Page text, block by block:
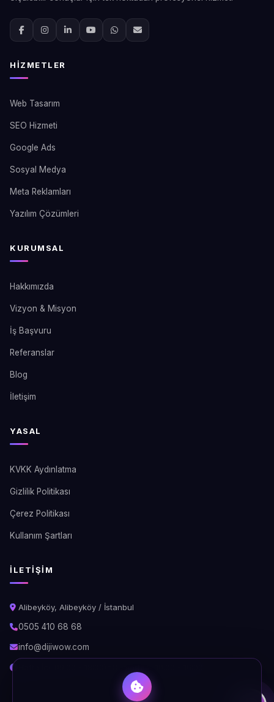
HIZMETLER
Web Tasarım
SEO Hizmeti
Google Ads
Sosyal Medya
Meta Reklamları
Yazılım Çözümleri
KURUMSAL
Hakkımızda
Vizyon & Misyon
İş Başvuru
Referanslar
Blog
İletişim
YASAL
KVKK Aydınlatma
Gizlilik Politikası
Çerez Politikası
Kullanım Şartları
İLETIŞIM
Alibeyköy, Alibeyköy / İstanbul
0505 410 68 68
info@dijiwow.com